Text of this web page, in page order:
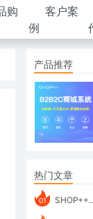
购
客户案
例
产品推荐
热门文章
01 SHOP++ B2B2C V9.1 全新发布 新亮点